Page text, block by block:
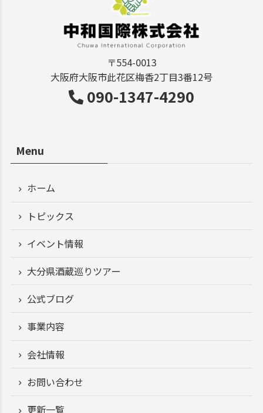
〒554-0013
大阪府大阪市此花区梅香2丁目3番12号
090-1347-4290
Menu
ホーム
トピックス
イベント情報
大分県酒蔵巡りツアー
公式ブログ
事業内容
会社情報
お問い合わせ
更新一覧